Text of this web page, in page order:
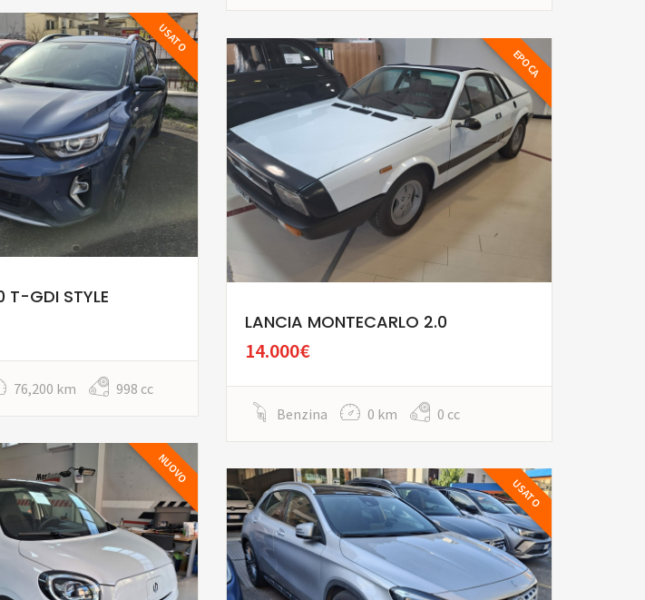
USATO
T-GDI STYLE
76,200 km 998 cc
EPOCA
LANCIA MONTECARLO 2.0
14.000€
Benzina 0 km 0 cc
NUOVO
USATO